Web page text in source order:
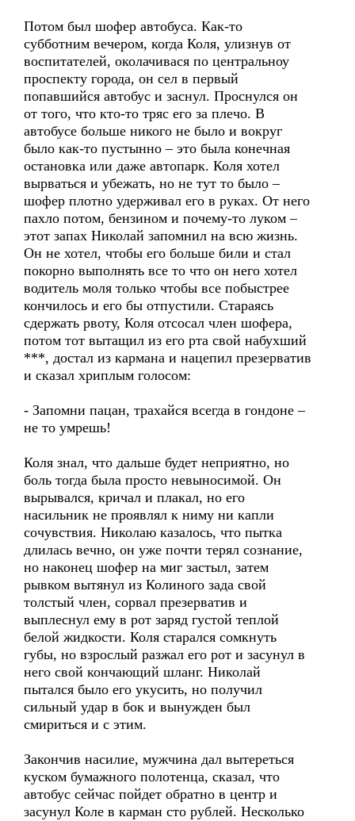
Потом был шофер автобуса. Как-то
субботним вечером, когда Коля, улизнув от
воспитателей, околачивася по центральноу
проспекту города, он сел в первый
попавшийся автобус и заснул. Проснулся он
от того, что кто-то тряс его за плечо. В
автобусе больше никого не было и вокруг
было как-то пустынно – это была конечная
остановка или даже автопарк. Коля хотел
вырваться и убежать, но не тут то было –
шофер плотно удерживал его в руках. От него
пахло потом, бензином и почему-то луком –
этот запах Николай запомнил на всю жизнь.
Он не хотел, чтобы его больше били и стал
покорно выполнять все то что он него хотел
водитель моля только чтобы все побыстрее
кончилось и его бы отпустили. Стараясь
сдержать рвоту, Коля отсосал член шофера,
потом тот вытащил из его рта свой набухший
***, достал из кармана и нацепил презерватив
и сказал хриплым голосом:
- Запомни пацан, трахайся всегда в гондоне –
не то умрешь!
Коля знал, что дальше будет неприятно, но
боль тогда была просто невыносимой. Он
вырывался, кричал и плакал, но его
насильник не проявлял к ниму ни капли
сочувствия. Николаю казалось, что пытка
длилась вечно, он уже почти терял сознание,
но наконец шофер на миг застыл, затем
рывком вытянул из Колиного зада свой
толстый член, сорвал презерватив и
выплеснул ему в рот заряд густой теплой
белой жидкости. Коля старался сомкнуть
губы, но взрослый разжал его рот и засунул в
него свой кончающий шланг. Николай
пытался было его укусить, но получил
сильный удар в бок и вынужден был
смириться и с этим.
Закончив насилие, мужчина дал вытереться
куском бумажного полотенца, сказал, что
автобус сейчас пойдет обратно в центр и
засунул Коле в карман сто рублей. Несколько